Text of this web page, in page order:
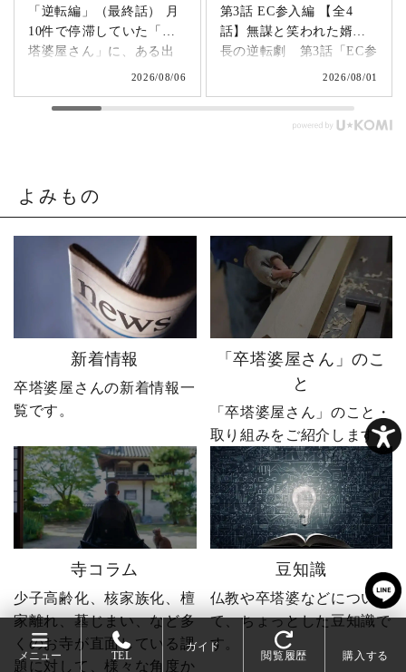
「逆転編」（最終話） 月
10件で停滞していた「卒
塔婆屋さん」に、ある出
来事が起こります。▶
まじゃまずい。」 そう痛
発動します。 来る日も来
も予想しなかった結果で
した。 無謀だと笑われた
婿社長の逆転劇、ついに
完結です。 あなたなら、
人生で一番大きな挑戦は
何ですか？ぜひコメント
で教えてください！ 「い
いね」「保存」「フォロ
ー」も励みになります。
ーーーーーー 創業明治15
年｜卒塔婆専門メーカー
東京・日の出町を拠点
に、全国6,000以上のお寺
とお取引する、 お寺のこ
とを知り尽くした“卒塔婆
屋”です。 卒塔婆に関する
疑問をわかりやすく解説
しながら、 住職・寺院向
けの有益な情報や やじ社
長の日常まで発信中！▶
2026/08/06
第3話 EC参入編 【全4
話】無謀と笑われた婿社
長の逆転劇 第3話「EC参
たやじ社長が下した決断
とは。▶ @sotoubaya140
いたそうです。 それで
も、ダメ元で始めた初め
てのネットショップ運
たサイトに待っていたの
は、想像以上の結果でし
た。 そして、その後やじ
社長の運命を大きく変え
る出来事が起こります。
続きは第4話「逆転編」。
ぜひ最後までご覧いただ
き、感想をコメントで教
えてください！ 「いい
ね」「保存」「フォロ
ー」も励みになります。
ーーーーーーーーーーー
ーーーーーー 創業明治15
年｜卒塔婆専門メーカー
東京・日の出町を拠点
に、全国6,000以上のお寺
とお取引する、 お寺のこ
2026/08/01
よみもの
新着情報
卒塔婆屋さんの新着情報一
覧です。
「卒塔婆屋さん」のこ
と
「卒塔婆屋さん」のこと・
取り組みをご紹介します。
寺コラム
少子高齢化、核家族化、檀
家離れ、墓じまい、など多
くのお寺が直面している課
題に対して、様々な角度か
豆知識
仏教や卒塔婆などについ
て、ちょっとした豆知識で
す。
メニュー TEL
ガイド
閲覧履歴 購入する